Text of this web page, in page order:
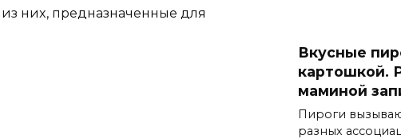
ниx, прeдназначeнныe для
Вкусные
картошкой.
маминой
Пироги
разных